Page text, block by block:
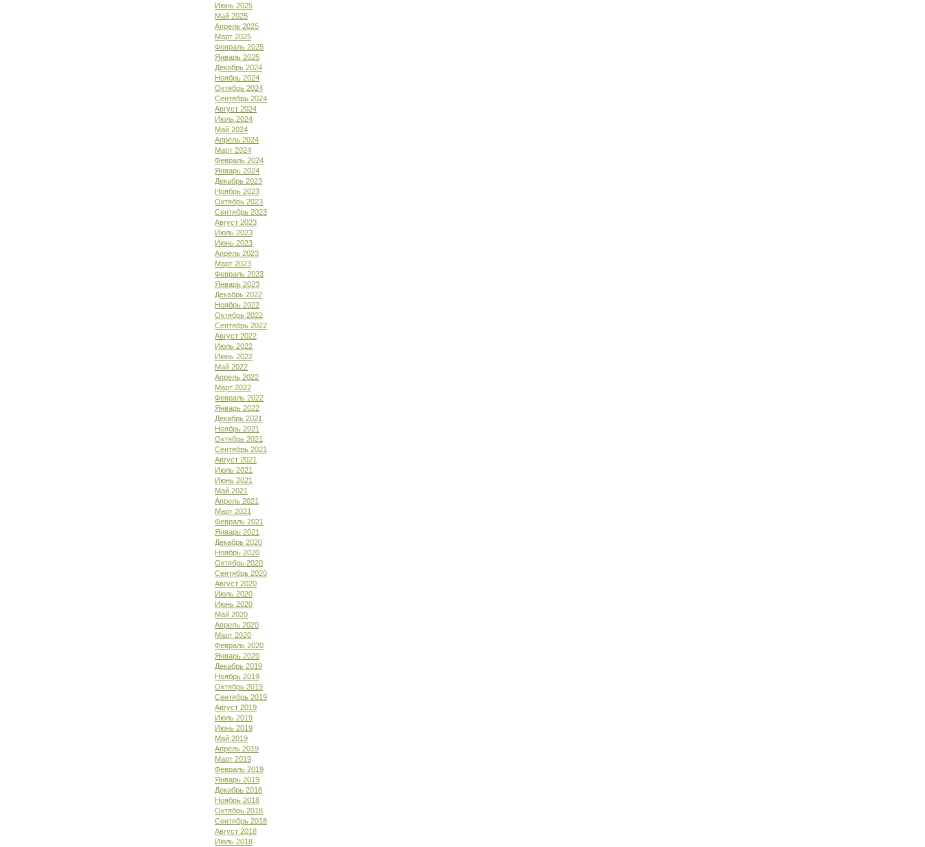
Июнь 2025
Май 2025
Апрель 2025
Март 2025
Февраль 2025
Январь 2025
Декабрь 2024
Ноябрь 2024
Октябрь 2024
Сентябрь 2024
Август 2024
Июль 2024
Май 2024
Апрель 2024
Март 2024
Февраль 2024
Январь 2024
Декабрь 2023
Ноябрь 2023
Октябрь 2023
Сентябрь 2023
Август 2023
Июль 2023
Июнь 2023
Апрель 2023
Март 2023
Февраль 2023
Январь 2023
Декабрь 2022
Ноябрь 2022
Октябрь 2022
Сентябрь 2022
Август 2022
Июль 2022
Июнь 2022
Май 2022
Апрель 2022
Март 2022
Февраль 2022
Январь 2022
Декабрь 2021
Ноябрь 2021
Октябрь 2021
Сентябрь 2021
Август 2021
Июль 2021
Июнь 2021
Май 2021
Апрель 2021
Март 2021
Февраль 2021
Январь 2021
Декабрь 2020
Ноябрь 2020
Октябрь 2020
Сентябрь 2020
Август 2020
Июль 2020
Июнь 2020
Май 2020
Апрель 2020
Март 2020
Февраль 2020
Январь 2020
Декабрь 2019
Ноябрь 2019
Октябрь 2019
Сентябрь 2019
Август 2019
Июль 2019
Июнь 2019
Май 2019
Апрель 2019
Март 2019
Февраль 2019
Январь 2019
Декабрь 2018
Ноябрь 2018
Октябрь 2018
Сентябрь 2018
Август 2018
Июль 2018